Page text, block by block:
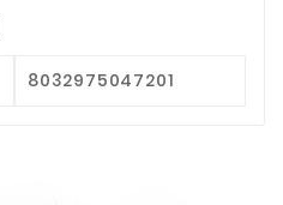
8032975047201